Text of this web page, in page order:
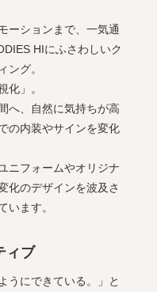
ーションまで、一気通
HIにふさわしいク
ング。
化」。
へ、自然に気持ちが高
の内装やサインを変化
ニフォームやオリジナ
化のデザインを波及さ
います。
ィブ
うにできている。」と